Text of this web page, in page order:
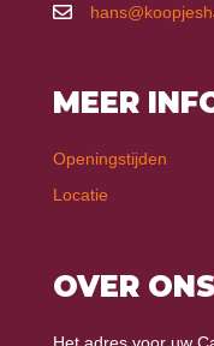
MEER
Openingstijden
Locatie
OVER ONS
Het adres voor uw